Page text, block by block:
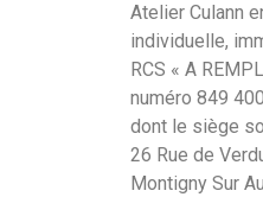
Atelier Culann
individuelle,
RCS « A
numéro 849
dont le siège
26 Rue de
Montigny Sur